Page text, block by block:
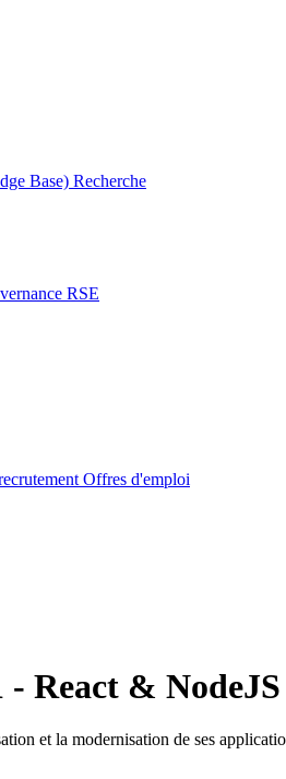
Base) Recherche
RSE
Offres d'emploi
- React & NodeJS
et la modernisation de ses